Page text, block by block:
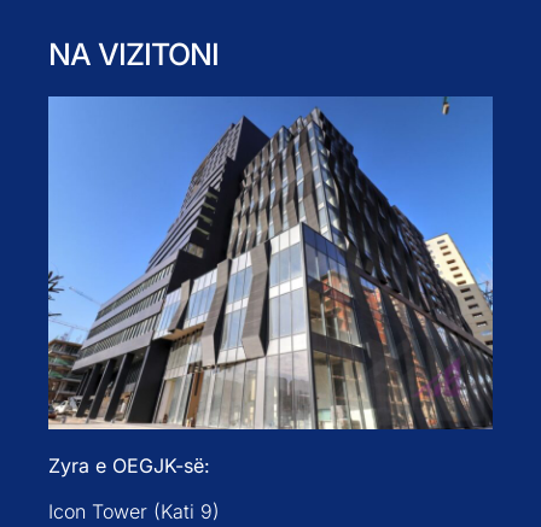
NA VIZITONI
Zyra e OEGJK-së:
Icon Tower (Kati 9)